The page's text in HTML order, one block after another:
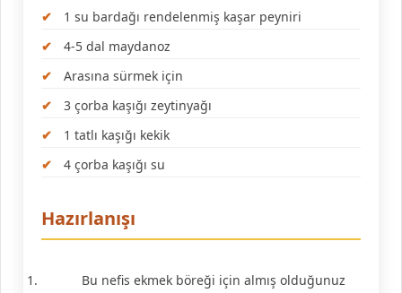
1 su bardağı rendelenmiş kaşar peyniri
4-5 dal maydanoz
Arasına sürmek için
3 çorba kaşığı zeytinyağı
1 tatlı kaşığı kekik
4 çorba kaşığı su
Hazırlanışı
Bu nefis ekmek böreği için almış olduğunuz